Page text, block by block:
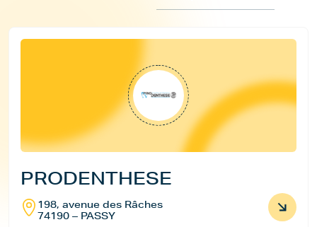
PRODENTHESE
198, avenue des Râches
74190 – PASSY